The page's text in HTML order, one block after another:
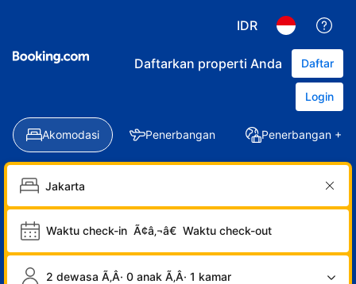
IDR
Daftarkan properti Anda Daftar
Login
Akomodasi Penerbangan Penerbangan +
Waktu check-in Ã¢â‚¬â€ Waktu check-out
2 dewasa Ã‚Â· 0 anak Ã‚Â· 1 kamar